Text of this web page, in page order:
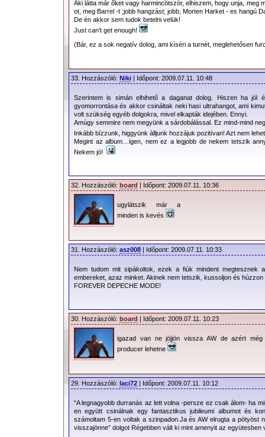
Aki látta már őket vagy harmincötször, elhiszem, hogy unja, meg
ot, meg Barrel -t ;jobb hangzást; jobb, Morten Harket - es hangú
De én akkor sem tudok betelni velük!
Just can’t get enough!
(Bár, ez a sok negatív dolog, ami kíséri a turnét, meglehetősen
33. Hozzászóló: Niki | Időpont: 2009.07.11. 10:48
Szerintem is simán elhihető a daganat dolog. Hiszen ha jól
gyomorrontása és akkor csináltak neki hasi ultrahangot, ami
volt szükség egyéb dolgokra, mivel elkapták idejében. Ennyi.
Amúgy semmire nem megyünk a sárdobálással. Ez mind-mind
Inkább bízzunk, higgyünk álljunk hozzájuk pozitívan! Azt nem
Megint az album…igen, nem ez a legjobb de nekem tetszik
Nekem jó!
32. Hozzászóló: board | Időpont: 2009.07.11. 10:36
ugylátszik már a
minden is kevés
31. Hozzászóló: asz008 | Időpont: 2009.07.11. 10:33
Nem tudom mit sipákoltok, ezek a fiúk mindent megtesznek
embereket, azaz minket. Akinek nem tetszik, kussoljon és húzzon
FOREVER DEPECHE MODE!
30. Hozzászóló: board | Időpont: 2009.07.11. 10:23
igazad van ne jöjjön vissza AW de azért még
producer lehetne
29. Hozzászóló: laci72 | Időpont: 2009.07.11. 10:12
“A legnagyobb durranás az lett volna -persze ez csak álom- ha
en együtt csinálnak egy fantasztikus jubileumi albumot és
számoltam 5-en voltak a szinpadon.Ja és AW elrugta a pötyöst
visszajönne” dolgot Régebben vált ki mint amenyit az